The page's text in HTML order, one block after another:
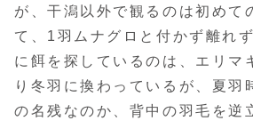
が、干潟以外で観るのは初めて
て、1羽ムナグロと付かず離れ
に餌を探しているのは、エリマ
り冬羽に換わっているが、夏羽
の名残なのか、背中の羽毛を逆